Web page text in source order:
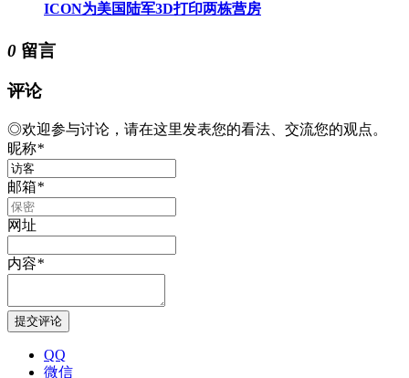
ICON为美国陆军3D打印两栋营房
0 留言
评论
◎欢迎参与讨论，请在这里发表您的看法、交流您的观点。
昵称*
邮箱*
网址
内容*
QQ
微信